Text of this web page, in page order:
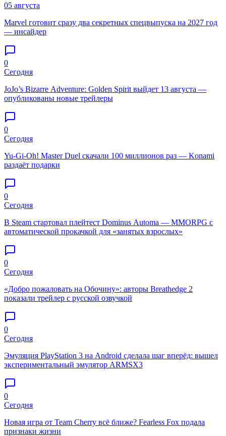
05 августа
Marvel готовит сразу два секретных спецвыпуска на 2027 год
— инсайдер
0
Сегодня
JoJo’s Bizarre Adventure: Golden Spirit выйдет 13 августа —
опубликованы новые трейлеры
0
Сегодня
Yu-Gi-Oh! Master Duel скачали 100 миллионов раз — Konami
раздаёт подарки
0
Сегодня
В Steam стартовал плейтест Dominus Automa — MMORPG с
автоматической прокачкой для «занятых взрослых»
0
Сегодня
«Добро пожаловать на Обочину»: авторы Breathedge 2
показали трейлер с русской озвучкой
0
Сегодня
Эмуляция PlayStation 3 на Android сделала шаг вперёд: вышел
экспериментальный эмулятор ARMSX3
0
Сегодня
Новая игра от Team Cherry всё ближе? Fearless Fox подала
признаки жизни